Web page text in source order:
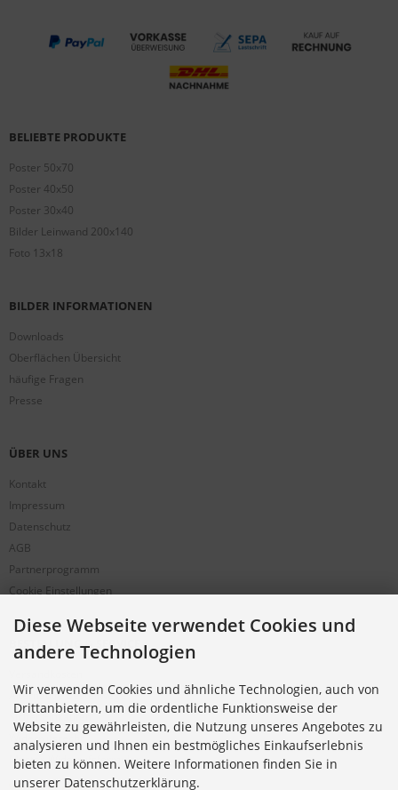
BELIEBTE PRODUKTE
Poster 50x70
Poster 40x50
Poster 30x40
Bilder Leinwand 200x140
Foto 13x18
BILDER INFORMATIONEN
Downloads
Oberflächen Übersicht
häufige Fragen
Presse
ÜBER UNS
Kontakt
Impressum
Datenschutz
AGB
Partnerprogramm
Cookie Einstellungen
BESTELLUNG & SERVICE
Alternative Bestellwege
Sicher Einkaufen
Widerrufsrecht
Muster-Widerrufsformular
Diese Webseite verwendet Cookies und
andere Technologien
Wir verwenden Cookies und ähnliche Technologien, auch von
Drittanbietern, um die ordentliche Funktionsweise der
Website zu gewährleisten, die Nutzung unseres Angebotes zu
analysieren und Ihnen ein bestmögliches Einkaufserlebnis
bieten zu können. Weitere Informationen finden Sie in
unserer Datenschutzerklärung.